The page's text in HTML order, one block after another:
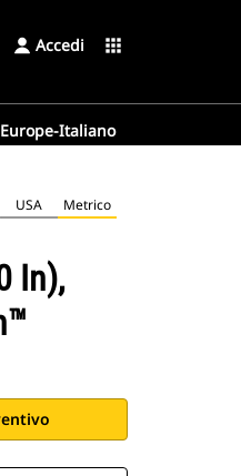
Accedi apps
Europe-Italiano
USA Metrico
In),